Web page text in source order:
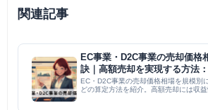
関連記事
EC事業・D2C事業の売却価格
訣｜高額売却を実現する方法
PMI コラム
EC・D2C事業の売却価格相場を規模別
どの算定方法を紹介。高額売却には収益